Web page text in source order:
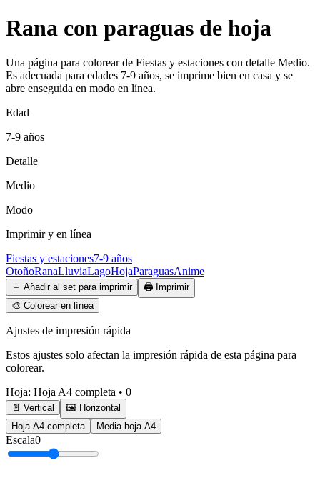
Rana con paraguas de hoja
Una página para colorear de Fiestas y estaciones con detalle Medio.
Es adecuada para edades 7-9 años, se imprime bien en casa y se
abre enseguida en modo en línea.
Edad
7-9 años
Detalle
Medio
Modo
Imprimir y en línea
Fiestas y estaciones7-9 años
OtoñoRanaLluviaLagoHojaParaguasAnime
＋ Añadir al set para imprimir 🖨️ Imprimir
🎨 Colorear en línea
Ajustes de impresión rápida
Estos ajustes solo afectan la impresión rápida de esta página para
colorear.
Hoja: Hoja A4 completa • 0
📄 Vertical
🖼️ Horizontal
Hoja A4 completa
Media hoja A4
Escala0